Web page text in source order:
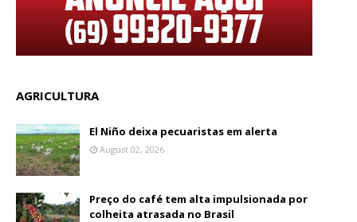
AGRICULTURA
El Niño deixa pecuaristas em alerta
August 02, 2026
Preço do café tem alta impulsionada por
colheita atrasada no Brasil